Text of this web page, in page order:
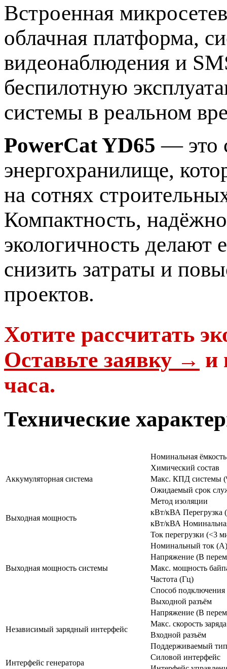
Встроенная
облачная платформа,
видеонаблюдения и
беспилотную
системы в реальном
PowerCat YD65 — это
энергохранилище,
на сотнях
Компактность,
экологичность делают
снизить затраты и
проектов.
Хотите рассчитать
Оставьте заявку → и
часа.
Технические
Аккумуляторная система
Номинальная
Химический состав
Макс. КПД системы
Ожидаемый срок
Метод изоляции
Выходная мощность
кВт/кВА Перегрузка
кВт/кВА
Выходная мощность системы
Ток перегрузки (<3
Номинальный ток (А)
Напряжение (В
Макс. мощность
Частота (Гц)
Способ подключения
Выходной разъём
Независимый зарядный интерфейс
Напряжение (В
Макс. скорость
Входной разъём
Поддерживаемый
Интерфейс генератора
Силовой интерфейс